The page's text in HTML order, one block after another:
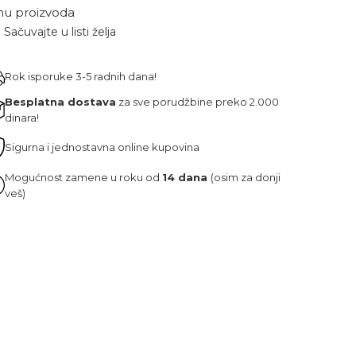
proizvoda
Sačuvajte u listi želja
Rok isporuke 3-5 radnih dana!
Besplatna dostava za sve porudžbine preko 2.000
dinara!
Sigurna i jednostavna online kupovina
Mogućnost zamene u roku od 14 dana (osim za donji
veš)